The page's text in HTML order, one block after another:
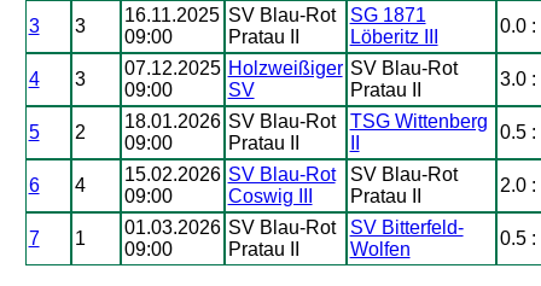
3 3
16.11.2025
09:00
SV Blau-Rot
Pratau II
SG 1871
Löberitz III
0.0 :
4 3
07.12.2025
09:00
Holzweißiger
SV
SV Blau-Rot
Pratau II
3.0 :
5 2
18.01.2026
09:00
SV Blau-Rot
Pratau II
TSG Wittenberg
0.5 :
6 4
15.02.2026
09:00
SV Blau-Rot
Coswig III
SV Blau-Rot
Pratau II
2.0 :
7 1
01.03.2026
09:00
SV Blau-Rot
Pratau II
SV Bitterfeld-
Wolfen
0.5 :